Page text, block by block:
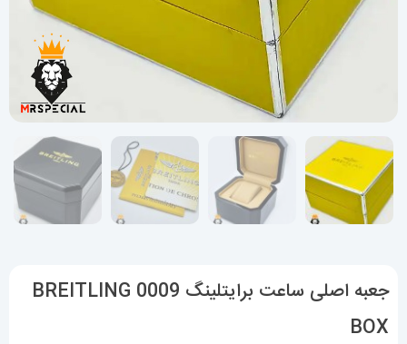
جعبه اصلی ساعت برایتلینگ 0009 BREITLING
BOX